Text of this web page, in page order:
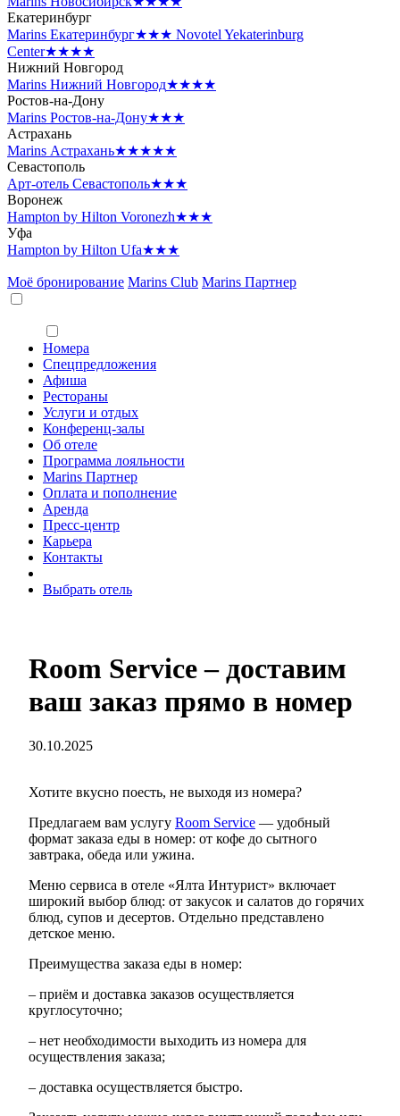
Екатеринбург
Marins Екатеринбург★★★ Novotel Yekaterinburg
Center★★★★
Нижний Новгород
Marins Нижний Новгород★★★★
Ростов-на-Дону
Marins Ростов-на-Дону★★★
Астрахань
Marins Астрахань★★★★★
Севастополь
Арт-отель Севастополь★★★
Воронеж
Hampton by Hilton Voronezh★★★
Уфа
Hampton by Hilton Ufa★★★
Моё бронирование Marins Club Marins Партнер
Номера
Спецпредложения
Афиша
Рестораны
Услуги и отдых
Конференц-залы
Об отеле
Программа лояльности
Marins Партнер
Оплата и пополнение
Аренда
Пресс-центр
Карьера
Контакты
Выбрать отель
Room Service – доставим
ваш заказ прямо в номер
30.10.2025
Хотите вкусно поесть, не выходя из номера?
Предлагаем вам услугу Room Service — удобный
формат заказа еды в номер: от кофе до сытного
завтрака, обеда или ужина.
Меню сервиса в отеле «Ялта Интурист» включает
широкий выбор блюд: от закусок и салатов до горячих
блюд, супов и десертов. Отдельно представлено
детское меню.
Преимущества заказа еды в номер:
– приём и доставка заказов осуществляется
круглосуточно;
– нет необходимости выходить из номера для
осуществления заказа;
– доставка осуществляется быстро.